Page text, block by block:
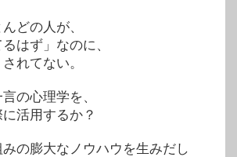
どの人が、
はず」なのに、
れてない。
の心理学を、
活用するか？
の膨大なノウハウを生みだし